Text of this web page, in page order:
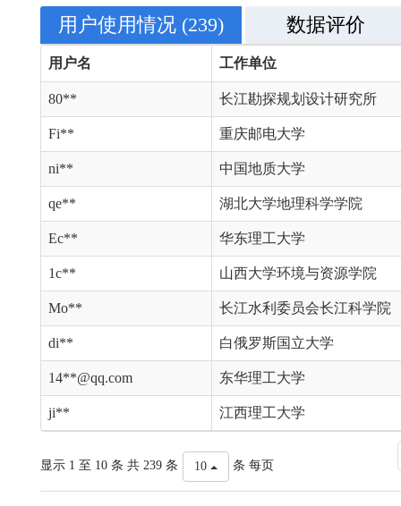
用户使用情况 (239) 数据评价
用户名 工作单位
80** 长江勘探规划设计研究所
Fi** 重庆邮电大学
ni** 中国地质大学
qe** 湖北大学地理科学学院
Ec** 华东理工大学
1c** 山西大学环境与资源学院
Mo** 长江水利委员会长江科学院
di** 白俄罗斯国立大学
14**@qq.com 东华理工大学
ji** 江西理工大学
显示 1 至 10 条 共 239 条 10 条 每页